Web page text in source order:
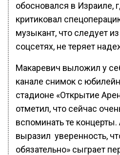
обосновался в Израиле,
критиковал
музыкант, что следует
соцсетях, не теряет
Макаревич выложил у
канале снимок с
стадионе «Открытие
отметил, что сейчас
вспоминать те
выразил уверенность,
обязательно» сыграет